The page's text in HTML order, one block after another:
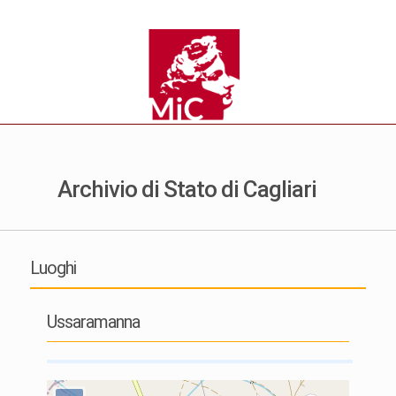
Archivio di Stato di Cagliari
Luoghi
Ussaramanna